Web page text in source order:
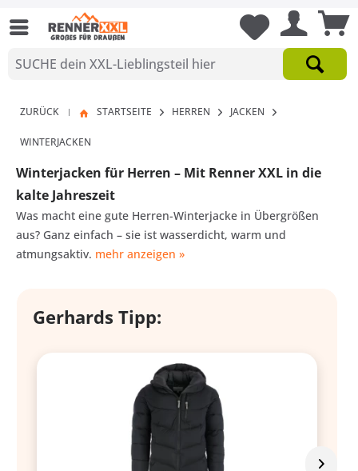
ZURÜCK | STARTSEITE HERREN JACKEN
WINTERJACKEN
Winterjacken für Herren – Mit Renner XXL in die
kalte Jahreszeit
Was macht eine gute Herren-Winterjacke in Übergrößen
aus? Ganz einfach – sie ist wasserdicht, warm und
atmungsaktiv. mehr anzeigen »
Gerhards Tipp: